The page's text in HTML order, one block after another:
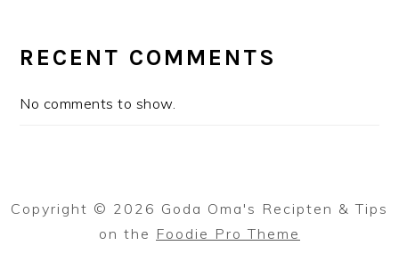
RECENT COMMENTS
No comments to show.
Copyright © 2026 Goda Oma's Recipten & Tips
on the Foodie Pro Theme